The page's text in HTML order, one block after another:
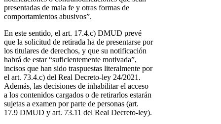
presentadas de mala fe y otras formas de
comportamientos abusivos”.
En este sentido, el art. 17.4.c) DMUD prevé
que la solicitud de retirada ha de presentarse por
los titulares de derechos, y que su notificación
habrá de estar “suficientemente motivada”,
incisos que han sido traspuestas literalmente por
el art. 73.4.c) del Real Decreto-ley 24/2021.
Además, las decisiones de inhabilitar el acceso
a los contenidos cargados o de retirarlos estarán
sujetas a examen por parte de personas (art.
17.9 DMUD y art. 73.11 del Real Decreto-ley).